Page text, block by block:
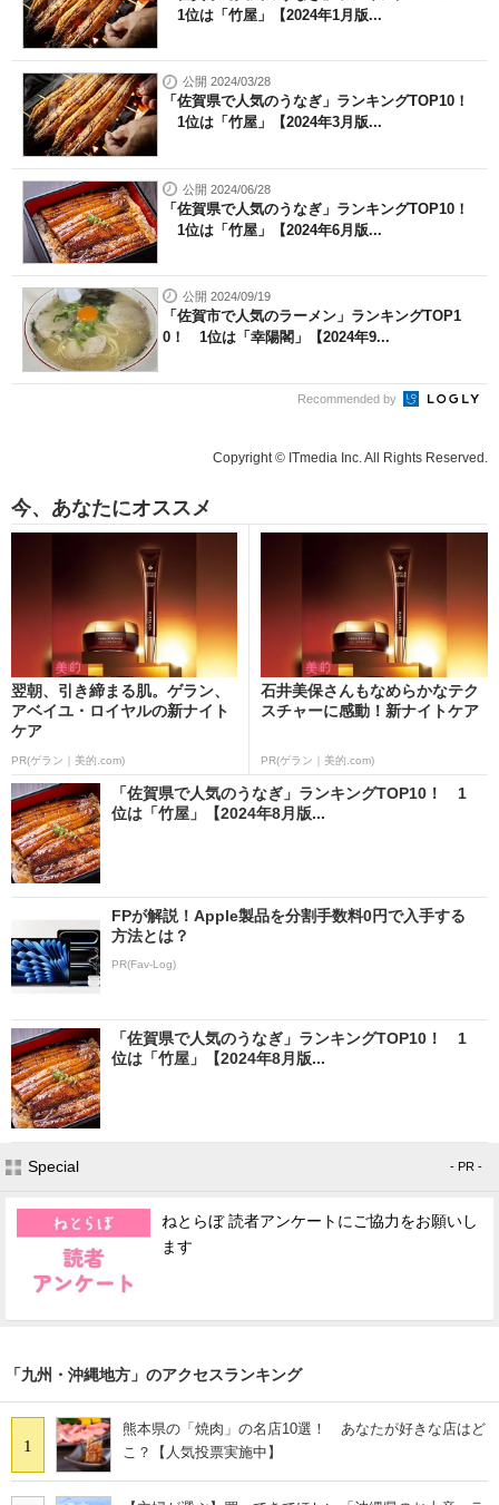
1位は「竹屋」【2024年1月版...
公開 2024/03/28
「佐賀県で人気のうなぎ」ランキングTOP10！
1位は「竹屋」【2024年3月版...
公開 2024/06/28
「佐賀県で人気のうなぎ」ランキングTOP10！
1位は「竹屋」【2024年6月版...
公開 2024/09/19
「佐賀市で人気のラーメン」ランキングTOP1
0！ 1位は「幸陽閣」【2024年9...
Recommended by
Copyright © ITmedia Inc. All Rights Reserved.
今、あなたにオススメ
翌朝、引き締まる肌。ゲラン、
アベイユ・ロイヤルの新ナイト
ケア
PR(ゲラン｜美的.com)
石井美保さんもなめらかなテク
スチャーに感動！新ナイトケア
PR(ゲラン｜美的.com)
「佐賀県で人気のうなぎ」ランキングTOP10！ 1
位は「竹屋」【2024年8月版...
FPが解説！Apple製品を分割手数料0円で入手する
方法とは？
PR(Fav-Log)
「佐賀県で人気のうなぎ」ランキングTOP10！ 1
位は「竹屋」【2024年8月版...
Special - PR -
ねとらぼ 読者アンケートにご協力をお願いし
ます
「九州・沖縄地方」のアクセスランキング
1
熊本県の「焼肉」の名店10選！ あなたが好きな店はど
こ？【人気投票実施中】